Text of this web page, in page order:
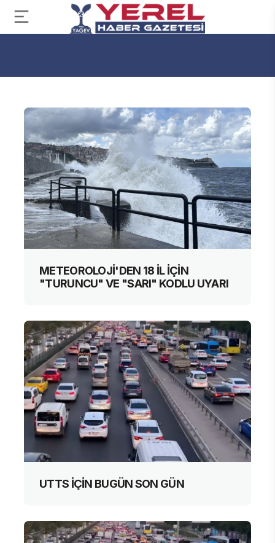
METEOROLOJİ'DEN 18 İL İÇİN
"TURUNCU" VE "SARI" KODLU UYARI
UTTS İÇİN BUGÜN SON GÜN